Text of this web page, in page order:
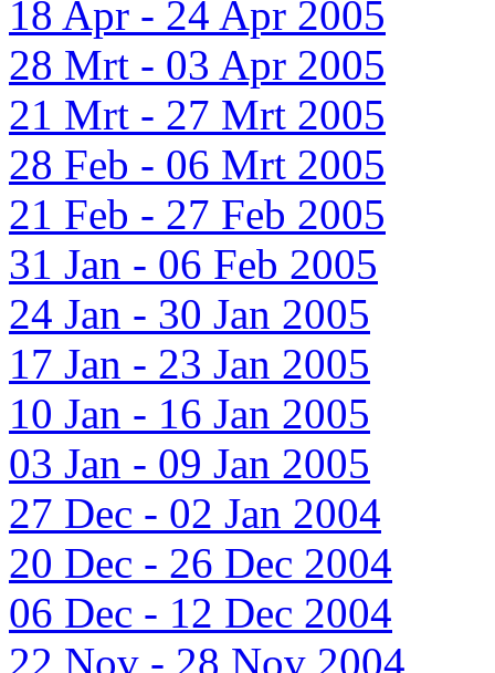
18 Apr - 24 Apr 2005
28 Mrt - 03 Apr 2005
21 Mrt - 27 Mrt 2005
28 Feb - 06 Mrt 2005
21 Feb - 27 Feb 2005
31 Jan - 06 Feb 2005
24 Jan - 30 Jan 2005
17 Jan - 23 Jan 2005
10 Jan - 16 Jan 2005
03 Jan - 09 Jan 2005
27 Dec - 02 Jan 2004
20 Dec - 26 Dec 2004
06 Dec - 12 Dec 2004
22 Nov - 28 Nov 2004